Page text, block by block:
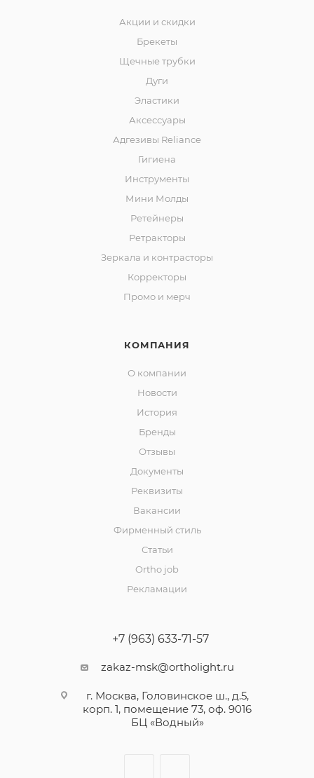
Акции и скидки
Брекеты
Щечные трубки
Дуги
Эластики
Аксессуары
Адгезивы Reliance
Гигиена
Инструменты
Мини Молды
Ретейнеры
Ретракторы
Зеркала и контраcторы
Корректоры
Промо и мерч
КОМПАНИЯ
О компании
Новости
История
Бренды
Отзывы
Документы
Реквизиты
Вакансии
Фирменный стиль
Статьи
Ortho job
Рекламации
+7 (963) 633-71-57
zakaz-msk@ortholight.ru
г. Москва, Головинское ш., д.5,
корп. 1, помещение 73, оф. 9016
БЦ «Водный»